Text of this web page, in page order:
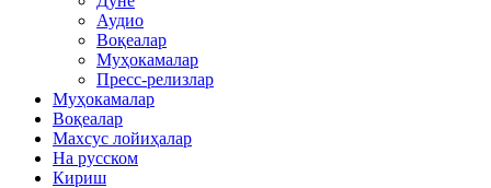
Аудио
Воқеалар
Муҳокамалар
Пресс-релизлар
Муҳокамалар
Воқеалар
Махсус лойиҳалар
На русском
Кириш